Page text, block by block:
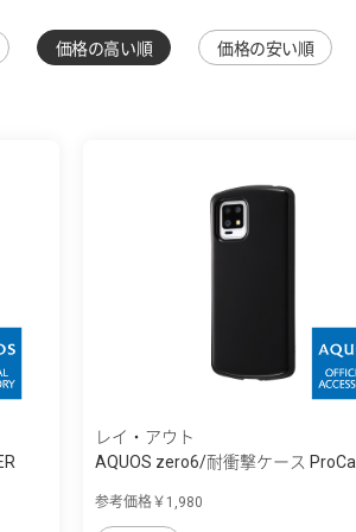
価格の高い順 価格の安い順
レイ・アウト
AQUOS zero6/耐衝撃ケース ProCa
参考価格￥1,980